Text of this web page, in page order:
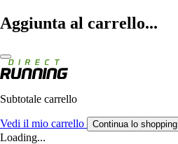
Aggiunta al carrello...
Subtotale carrello
Vedi il mio carrello Continua lo shopping
Loading...